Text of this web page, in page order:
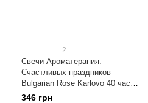
2
Свечи Ароматерапия:
Счастливых праздников
Bulgarian Rose Karlovo 40 час
50/50/60
346 грн